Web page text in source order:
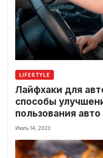
LIFESTYLE
Лайфхаки для
способы
пользования авто
Июль 14, 2023